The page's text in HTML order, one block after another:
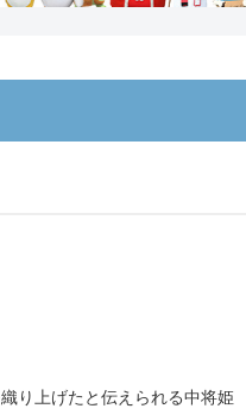
り上げたと伝えられる中将姫